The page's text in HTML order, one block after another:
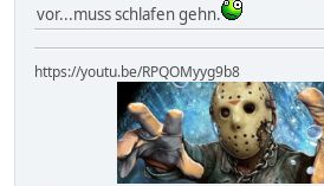
vor...muss schlafen gehn.
https://youtu.be/RPQOMyyg9b8